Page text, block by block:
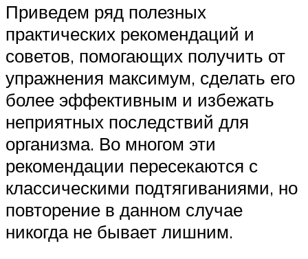
Приведем ряд полезных
практических рекомендаций и
советов, помогающих получить от
упражнения максимум, сделать его
более эффективным и избежать
неприятных последствий для
организма. Во многом эти
рекомендации пересекаются с
классическими подтягиваниями, но
повторение в данном случае
никогда не бывает лишним.